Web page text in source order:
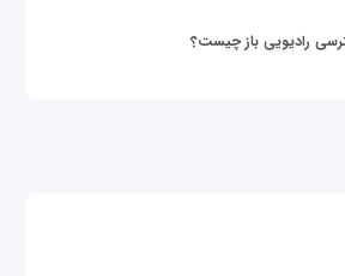
رادیویی باز چیست؟